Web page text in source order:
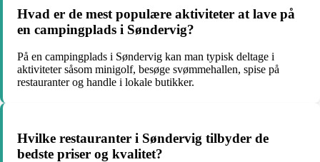
Hvad er de mest populære aktiviteter at lave på
en campingplads i Søndervig?
På en campingplads i Søndervig kan man typisk deltage i
aktiviteter såsom minigolf, besøge svømmehallen, spise på
restauranter og handle i lokale butikker.
Hvilke restauranter i Søndervig tilbyder de
bedste priser og kvalitet?